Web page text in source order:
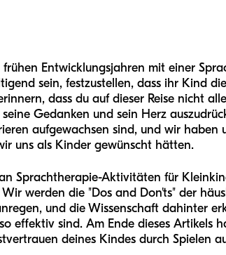
Entwicklungsjahren mit einer
sein, festzustellen, dass ihr Kind
dass du auf dieser Reise nicht
Gedanken und sein Herz
aufgewachsen sind, und wir haben
uns als Kinder gewünscht hätten.
Sprachtherapie-Aktivitäten für
werden die "Dos and Don'ts" der
und die Wissenschaft dahinter
effektiv sind. Am Ende dieses Artikels
deines Kindes durch Spielen